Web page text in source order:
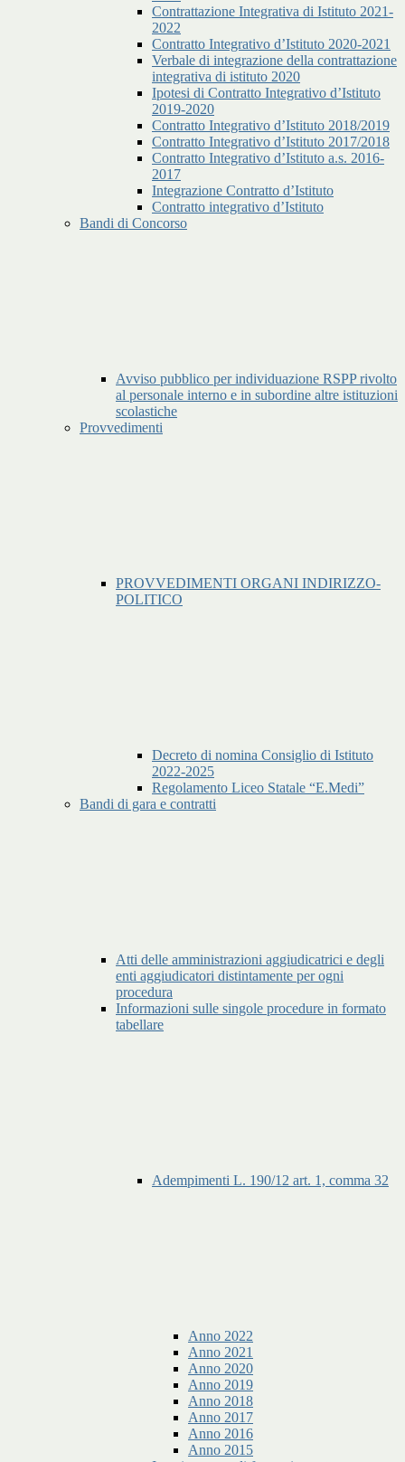
Contrattazione Integrativa di Istituto 2021-
2022
Contratto Integrativo d’Istituto 2020-2021
Verbale di integrazione della contrattazione
integrativa di istituto 2020
Ipotesi di Contratto Integrativo d’Istituto
2019-2020
Contratto Integrativo d’Istituto 2018/2019
Contratto Integrativo d’Istituto 2017/2018
Contratto Integrativo d’Istituto a.s. 2016-
2017
Integrazione Contratto d’Istituto
Contratto integrativo d’Istituto
Bandi di Concorso
Avviso pubblico per individuazione RSPP rivolto
al personale interno e in subordine altre istituzioni
scolastiche
Provvedimenti
PROVVEDIMENTI ORGANI INDIRIZZO-
POLITICO
Decreto di nomina Consiglio di Istituto
2022-2025
Regolamento Liceo Statale “E.Medi”
Bandi di gara e contratti
Atti delle amministrazioni aggiudicatrici e degli
enti aggiudicatori distintamente per ogni
procedura
Informazioni sulle singole procedure in formato
tabellare
Adempimenti L. 190/12 art. 1, comma 32
Anno 2022
Anno 2021
Anno 2020
Anno 2019
Anno 2018
Anno 2017
Anno 2016
Anno 2015